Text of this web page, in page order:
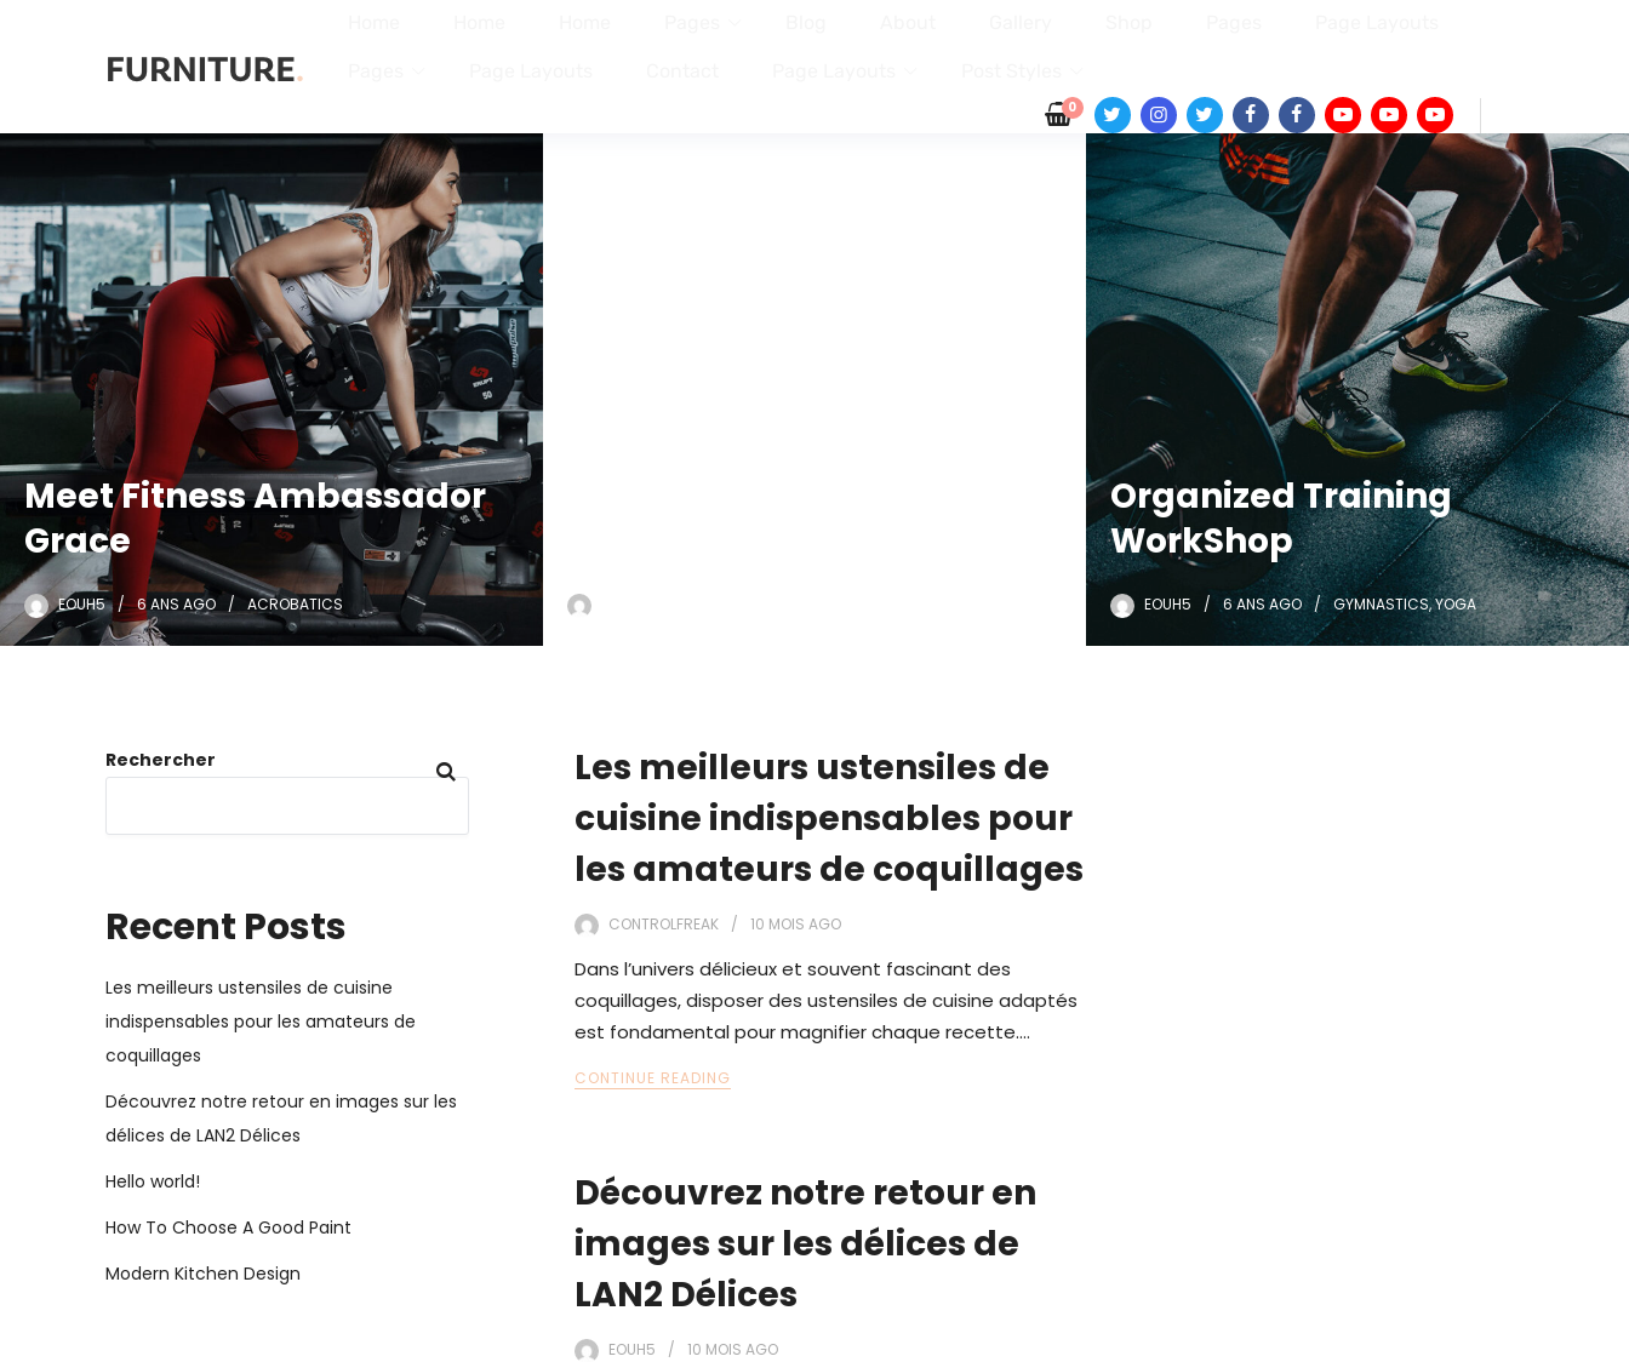
0 TwitterInstagram
TwitterFacebookFacebook
YoutubeYoutubeYoutube
Meet Fitness Ambassador
Grace
EOUH5 6 ANS AGO ACROBATICS
Organized Training
WorkShop
EOUH5 6 ANSAGO GYMNASTICS,YOGA
Les meilleurs ustensiles de
cuisine indispensables pour
les amateurs de coquillages
CONTROLFREAK 10 MOIS AGO
Dans l’univers délicieux et souvent fascinant des
coquillages, disposer des ustensiles de cuisine adaptés
est fondamental pour magnifier chaque recette.…
CONTINUE READING
Découvrez notre retour en
images sur les délices de
LAN2 Délices
EOUH5 10 MOIS AGO
Rechercher
Recent Posts
Les meilleurs ustensiles de cuisine
indispensables pour les amateurs de
coquillages
Découvrez notre retour en images sur les
délices de LAN2 Délices
Hello world!
How To Choose A Good Paint
Modern Kitchen Design